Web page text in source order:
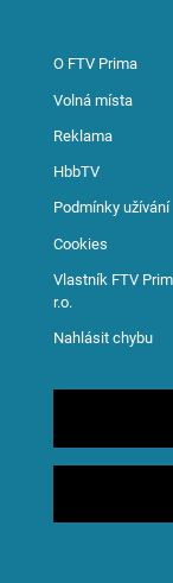
O FTV Prima
Volná místa
Reklama
HbbTV
Podmínky užívání
Cookies
Vlastník FTV
r.o.
Nahlásit chybu